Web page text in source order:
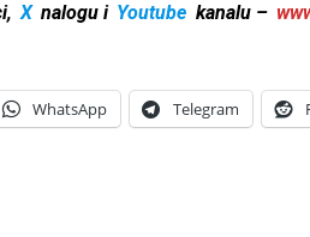
X nalogu i Youtube kanalu –
WhatsApp Telegram